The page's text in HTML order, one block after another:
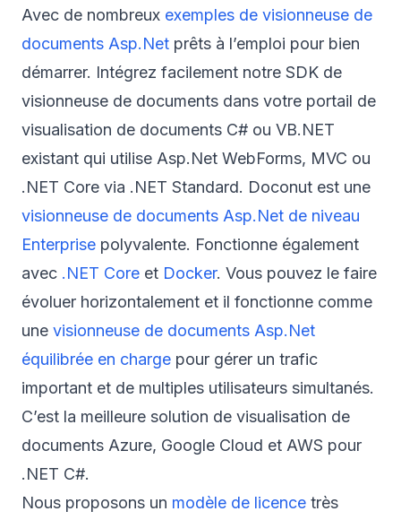
Avec de nombreux exemples de visionneuse de
documents Asp.Net prêts à l’emploi pour bien
démarrer. Intégrez facilement notre SDK de
visionneuse de documents dans votre portail de
visualisation de documents C# ou VB.NET
existant qui utilise Asp.Net WebForms, MVC ou
.NET Core via .NET Standard. Doconut est une
visionneuse de documents Asp.Net de niveau
Enterprise polyvalente. Fonctionne également
avec .NET Core et Docker. Vous pouvez le faire
évoluer horizontalement et il fonctionne comme
une visionneuse de documents Asp.Net
équilibrée en charge pour gérer un trafic
important et de multiples utilisateurs simultanés.
C’est la meilleure solution de visualisation de
documents Azure, Google Cloud et AWS pour
.NET C#.
Nous proposons un modèle de licence très